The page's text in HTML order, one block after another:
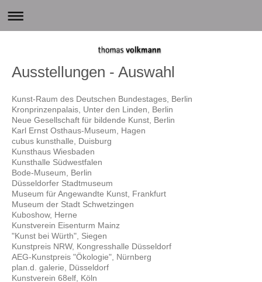
Ausstellungen - Auswahl
Kunst-Raum des Deutschen Bundestages, Berlin
Kronprinzenpalais, Unter den Linden, Berlin
Neue Gesellschaft für bildende Kunst, Berlin
Karl Ernst Osthaus-Museum, Hagen
cubus kunsthalle, Duisburg
Kunsthaus Wiesbaden
Kunsthalle Südwestfalen
Bode-Museum, Berlin
Düsseldorfer Stadtmuseum
Museum für Angewandte Kunst, Frankfurt
Museum der Stadt Schwetzingen
Kuboshow, Herne
Kunstverein Eisenturm Mainz
"Kunst bei Würth", Siegen
Kunstpreis NRW, Kongresshalle Düsseldorf
AEG-Kunstpreis "Ökologie", Nürnberg
plan.d. galerie, Düsseldorf
Kunstverein 68elf, Köln